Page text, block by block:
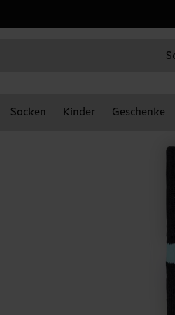
Socken Kinder Geschenke